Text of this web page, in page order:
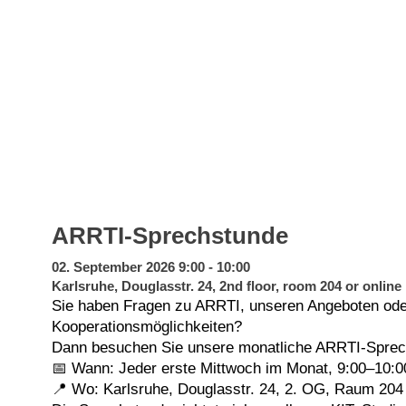
ARRTI-Sprechstunde
02. September 2026 9:00 - 10:00
Karlsruhe, Douglasstr. 24, 2nd floor, room 204 or online
Sie haben Fragen zu ARRTI, unseren Angeboten
Kooperationsmöglichkeiten?
Dann besuchen Sie unsere monatliche ARRTI-
📅 Wann: Jeder erste Mittwoch im Monat,
📍 Wo: Karlsruhe, Douglasstr. 24, 2. OG, Raum